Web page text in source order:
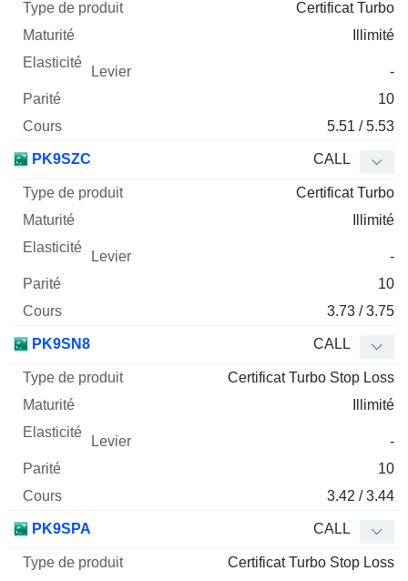
Certificat Turbo
Illimité
-
10
5.51 / 5.53
PK9SZC CALL
Certificat Turbo
Illimité
-
10
3.73 / 3.75
PK9SN8 CALL
Certificat Turbo Stop Loss
Illimité
-
10
3.42 / 3.44
PK9SPA CALL
Certificat Turbo Stop Loss